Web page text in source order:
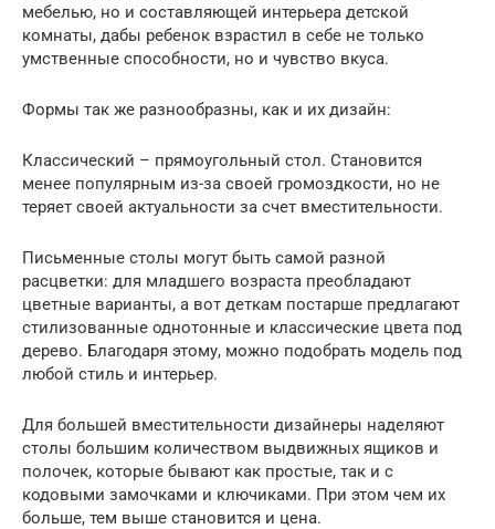
мебелью, но и составляющей интерьера детской
комнаты, дабы ребенок взрастил в себе не только
умственные способности, но и чувство вкуса.
Формы так же разнообразны, как и их дизайн:
Классический – прямоугольный стол. Становится
менее популярным из-за своей громоздкости, но не
теряет своей актуальности за счет вместительности.
Письменные столы могут быть самой разной
расцветки: для младшего возраста преобладают
цветные варианты, а вот деткам постарше предлагают
стилизованные однотонные и классические цвета под
дерево. Благодаря этому, можно подобрать модель под
любой стиль и интерьер.
Для большей вместительности дизайнеры наделяют
столы большим количеством выдвижных ящиков и
полочек, которые бывают как простые, так и с
кодовыми замочками и ключиками. При этом чем их
больше, тем выше становится и цена.